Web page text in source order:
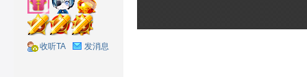
收听TA 发消息